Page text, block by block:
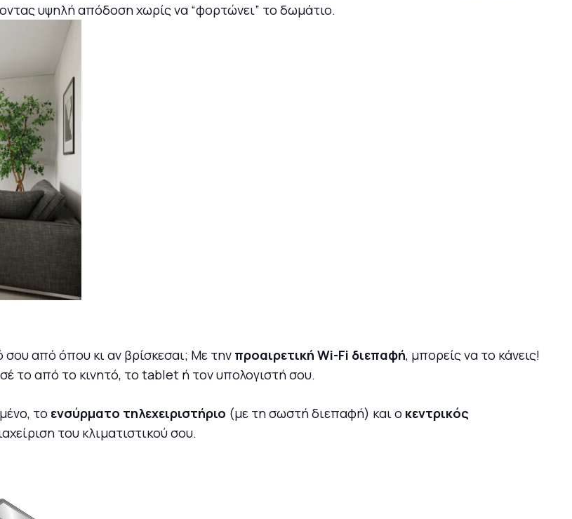
υψηλή απόδοση χωρίς να “φορτώνει” το δωμάτιο.
σου από όπου κι αν βρίσκεσαι; Με την προαιρετική Wi-Fi διεπαφή, μπορείς να το κάνεις!
το από το κινητό, το tablet ή τον υπολογιστή σου.
το ενσύρματο τηλεχειριστήριο (με τη σωστή διεπαφή) και ο κεντρικός
του κλιματιστικού σου.